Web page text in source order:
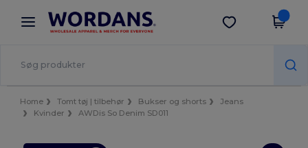
× Wordans-app
Bedre priser i appen!
Hent app
Home Tomt tøj | tilbehør Bukser og shorts
Jeans
Kvinder
AWDis So Denim SD011